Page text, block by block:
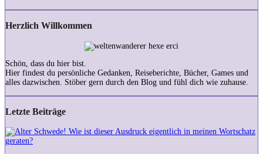
Herzlich Willkommen
Schön, dass du hier bist.
Hier findest du persönliche Gedanken, Reiseberichte, Bücher, Games und
alles dazwischen. Stöber gern durch den Blog und fühl dich wie zuhause.
Letzte Beiträge
Alter
Schwede!